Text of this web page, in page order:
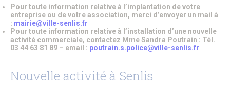
Soutien aux Ukrainiens
Cérémonies commémoratives
Les cérémonies des Vœux
Senlis, ville en projets
Les Maisons de Quartier
Pôle d’Échange Multimodal (PEM)
Voyage au temps des premiers Rois de France
Pour toute information relative à l’implantation de votre
entreprise ou de votre association, merci d’envoyer un mail à
: mairie@ville-senlis.fr
Pour toute information relative à l’installation d’une nouvelle
activité commerciale, contactez Mme Sandra Poutrain : Tél.
03 44 63 81 89 – email : poutrain.s.police@ville-senlis.fr
Nouvelle activité à Senlis